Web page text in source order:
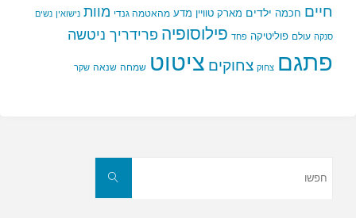
חיים חכמה ילדים מארק טוויין מדע מהאטמה גנדי מוות נישואין נשים
סנקה עולם פוליטיקה פחד פילוסופיה פרידריך ניטשה
פתגם צחוק צחוקים ציטוט שמחה שנאה שקר
חפשו